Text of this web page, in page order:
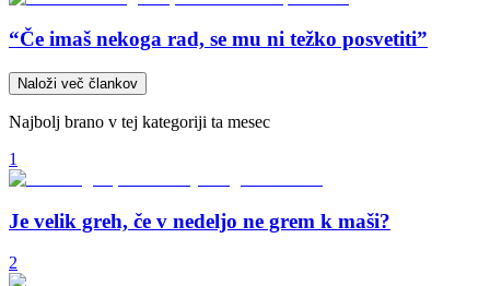
“Če imaš nekoga rad, se mu ni težko posvetiti”
Naloži več člankov
Najbolj brano v tej kategoriji ta mesec
1
Je velik greh, če v nedeljo ne grem k maši?
2